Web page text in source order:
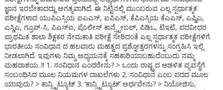
ಜ್ಞಾನ ಇರಬೇಕಾದದ್ದು ಅಗತ್ಯವಾಗಿದೆ. ಈ ನಿಟ್ಟಿನಲ್ಲಿ ಮುಂಬರುವ ಎಲ್ಲ ಸ್ಪರ್ಧಾತ್ಮಕ
ಪರೀಕ್ಷೆಗಳಾದ ಯುಪಿಎಸ್ಸಿಯ ಐಎಎಸ್, ಐಪಿಎಸ್, ಕೆಪಿಎಸ್ಸಿಯ ಕೆಎಎಸ್, ಎಪ್ಡಿಎ,
ಎಸ್ಡಿಎ, ಗ್ರೂಪ್-ಸಿ, ಪಿಎಸ್ಐ, ಪೊಲೀಸ್ ಕಾನ್ಸ್ಟೇಬಲ್, ಪಿಡಿಒ, ಟಿಇಟಿ, ಪದವೀಧರ
ಪ್ರಾಥಮಿಕ ಶಾಲಾ ಶಿಕ್ಷಕರ ನೇಮಕಾತಿ ಪರೀಕ್ಷೆ ಸೇರಿದಂತೆ ಎಲ್ಲ ಸ್ಪರ್ಧಾತ್ಮಕ ಪರೀಕ್ಷೆಗಳಿಗೆ
ಭಾರತೀಯ ಸಂವಿಧಾನ ದ ಹಲವಾರು ಮಹತ್ವದ ಪ್ರಶ್ನೋತ್ತರಗಳನ್ನು ಸಂಗ್ರಹಿಸಿ ಇಲ್ಲಿ
ನೀಡಲಾಗಿದೆ. ಇವುಗಳು ನಿಮ್ಮ ಅಧ್ಯಯನಕ್ಕೆ ಸಹಕಾರಿಯಾಬಹುದೆಂಬುದು ನಮ್ಮ
ಮಹದಾಶಯ..!! 1. ಸಂವಿಧಾನ ಎಂದರೇನು? > ಒಂದು ರಾಷ್ಟ್ರದ ಆಡಳಿತ ವ್ಯವಸ್ಥೆಗೆ
ಸಂಬಂಧಿಸಿದ ಮೂಲ ನಿಯಮಗಳ ದಾಖಲೆಗಳು 2. ಸಂವಿಧಾನ ಎಂಬ ಪದದ ಮೂಲ
ಯಾವುದು? > ಕಾನ್ಸ್ಟಿಟ್ಯೂಟ್ 3. ‘ಕಾನ್ಸ್ಟಿಟ್ಯೂಟ್’ ಅರ್ಥವೇನು? > ನಿಯೋಜಿಸು,